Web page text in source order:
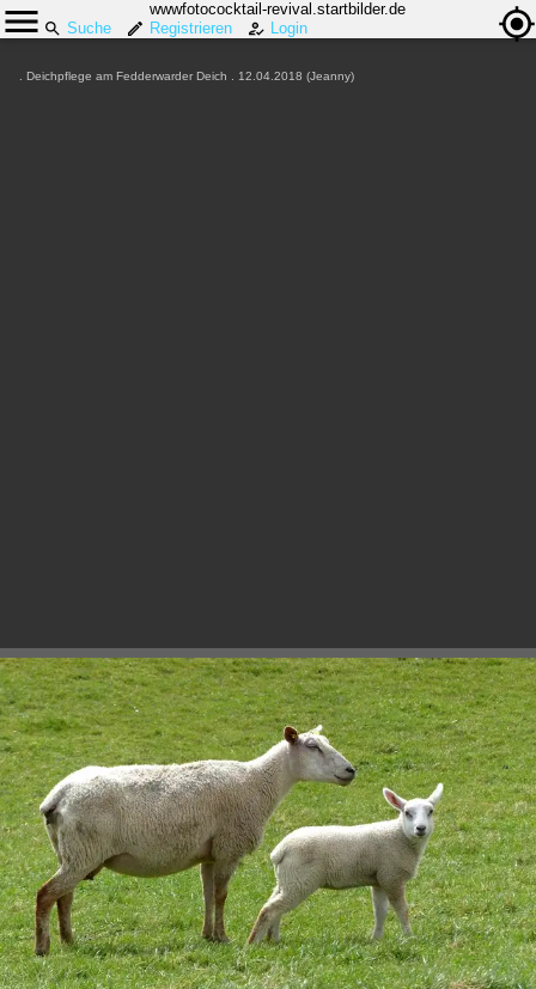
wwwfotococktail-revival.startbilder.de
Suche
Registrieren Login
. Deichpflege am Fedderwarder Deich . 12.04.2018 (Jeanny)